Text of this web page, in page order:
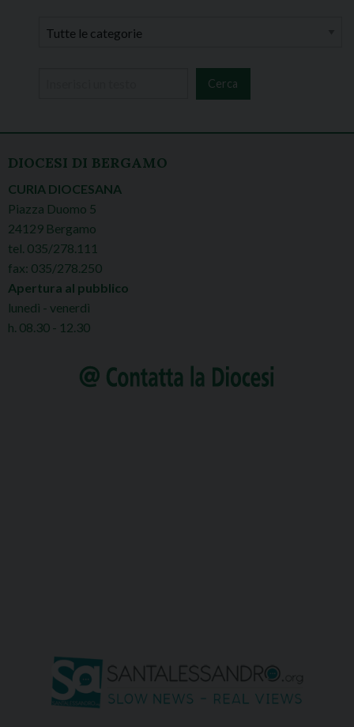
DIOCESI DI BERGAMO
CURIA DIOCESANA
Piazza Duomo 5
24129 Bergamo
tel. 035/278.111
fax: 035/278.250
Apertura al pubblico
lunedì - venerdì
h. 08.30 - 12.30